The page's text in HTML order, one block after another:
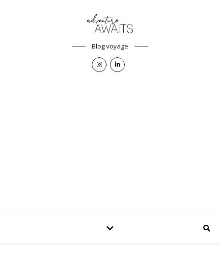
Blog voyage